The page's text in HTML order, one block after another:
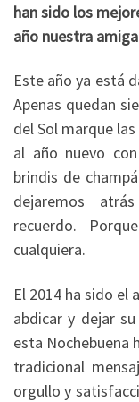
han sido los
año nuestra
Este año ya está
Apenas quedan
del Sol marque
al año nuevo
brindis de
dejaremos
recuerdo.
cualquiera.
El 2014 ha sido el
abdicar y dejar
esta Nochebuena
tradicional
orgullo y